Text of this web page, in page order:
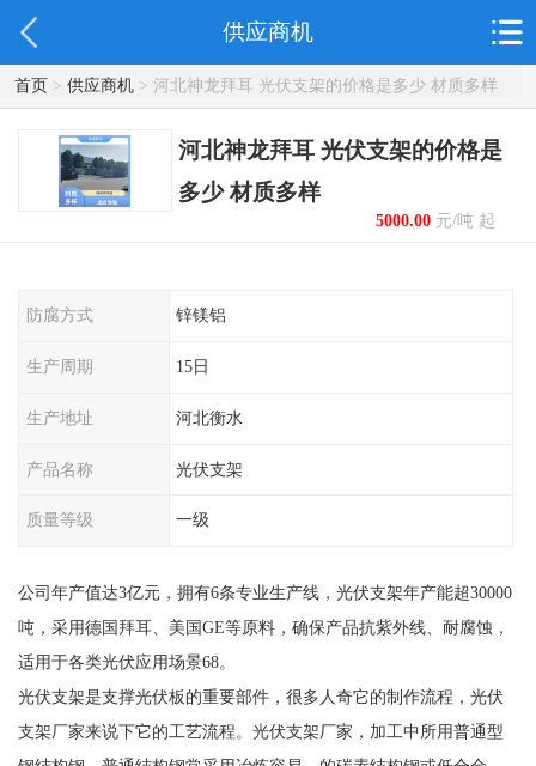
供应商机
首页> 供应商机> 河北神龙拜耳 光伏支架的价格是多少 材质多样
河北神龙拜耳 光伏支架的价格是
多少 材质多样
5000.00元/吨 起
防腐方式 锌镁铝
生产周期 15日
生产地址 河北衡水
产品名称 光伏支架
质量等级 一级
公司年产值达3亿元，拥有6条专业生产线，光伏支架年产能超30000
吨，采用德国拜耳、美国GE等原料，确保产品抗紫外线、耐腐蚀，
适用于各类光伏应用场景68。
光伏支架是支撑光伏板的重要部件，很多人奇它的制作流程，光伏
支架厂家来说下它的工艺流程。光伏支架厂家，加工中所用普通型